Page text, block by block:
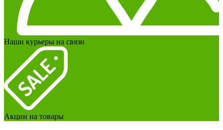
Наши курьеры на связи
Акции на товары